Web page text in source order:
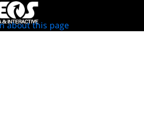
about this page